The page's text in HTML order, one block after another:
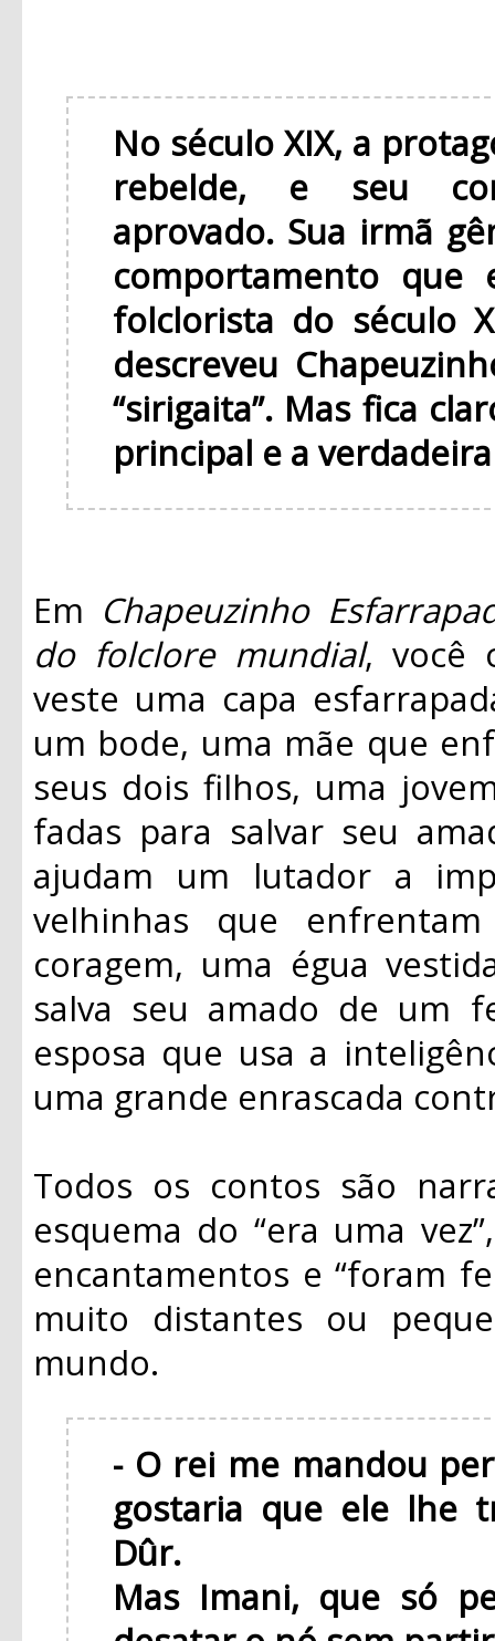
No século XIX, a
rebelde, e seu
aprovado. Sua irmã
comportamento que
folclorista do século
descreveu
“sirigaita”. Mas fica
principal e a
Em Chapeuzinho
do folclore mundial, você
veste uma capa
um bode, uma mãe que
seus dois filhos, uma
fadas para salvar seu
ajudam um lutador a
velhinhas que
coragem, uma égua
salva seu amado de um
esposa que usa a
uma grande enrascada
Todos os contos são
esquema do “era uma
encantamentos e “foram
muito distantes ou
mundo.
- O rei me mandou
gostaria que ele lhe
Dûr.
Mas Imani, que só